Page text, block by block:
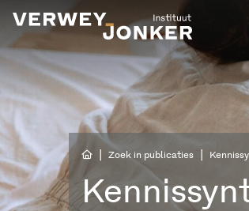
Zoek in publicaties